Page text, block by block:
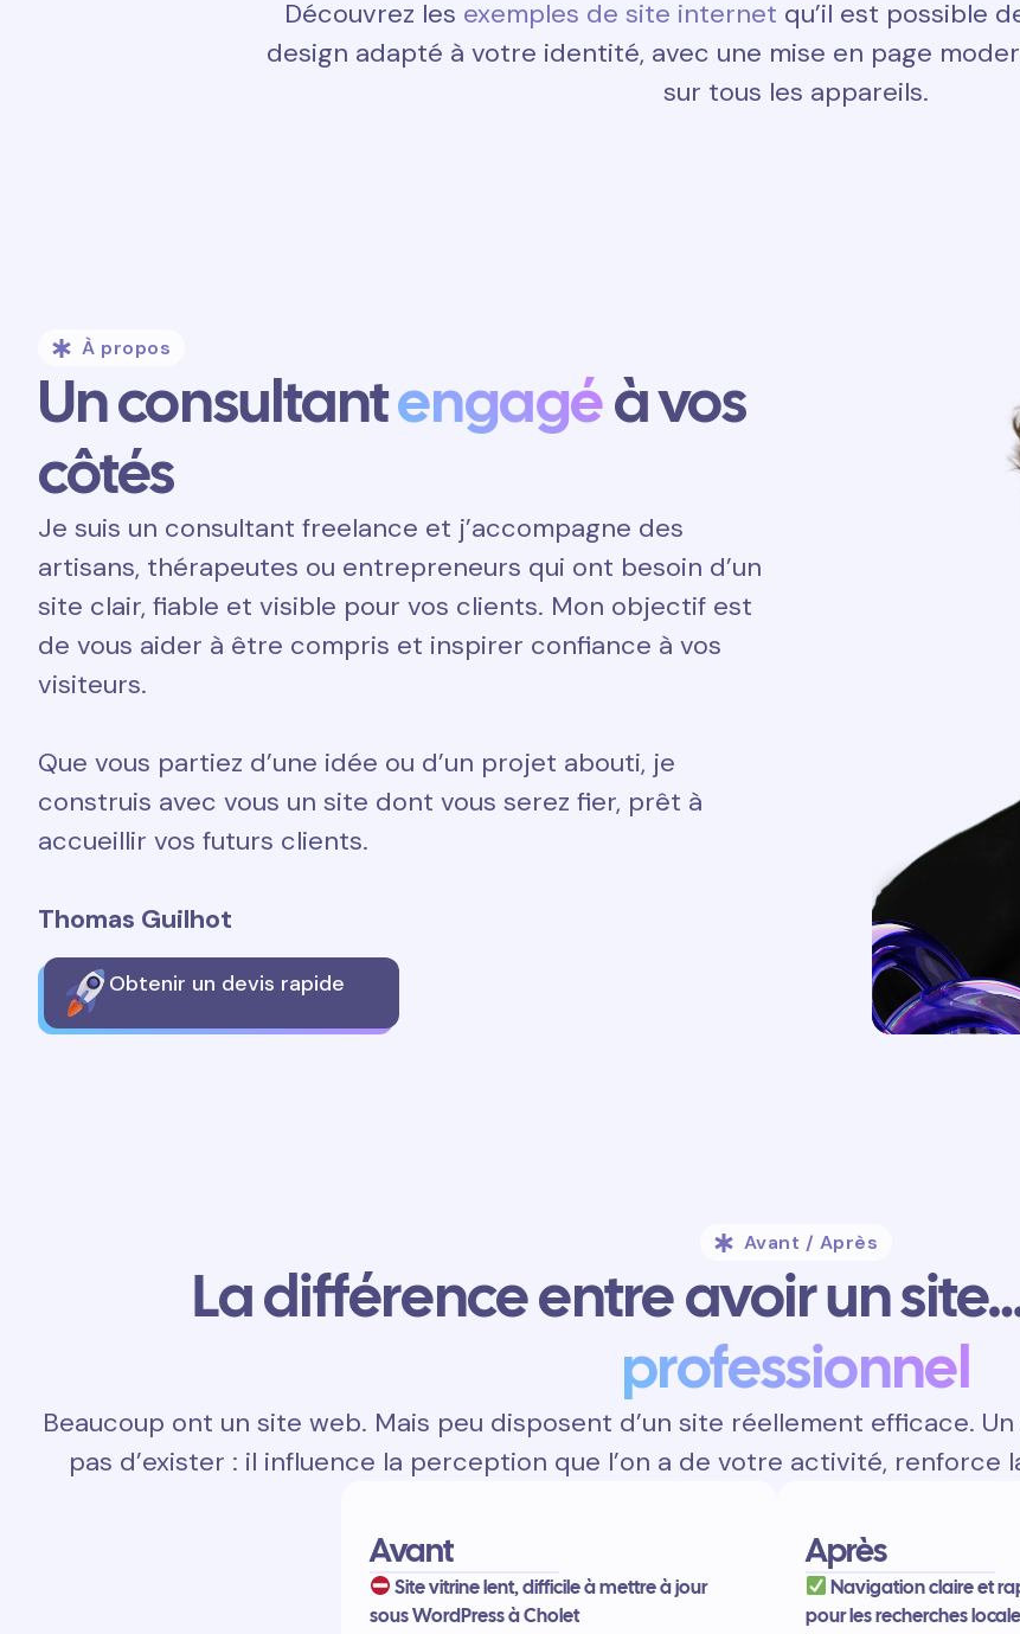
Découvrez les exemples de site internet qu’il est possible
design adapté à votre identité, avec une mise en page
sur tous les appareils.
À propos
Un consultantengagéà vos
côtés
Je suis un consultant freelance et j’accompagne des
artisans, thérapeutes ou entrepreneurs qui ont besoin d’un
site clair, fiable et visible pour vos clients. Mon objectif est
de vous aider à être compris et inspirer confiance à vos
visiteurs.
Que vous partiez d’une idée ou d’un projet abouti, je
construis avec vous un site dont vous serez fier, prêt à
accueillir vos futurs clients.
Thomas Guilhot
Obtenir un devis rapide
Avant / Après
La différence entre avoir un
professionnel
Beaucoup ont un site web. Mais peu disposent d’un site réellement efficace.
pas d’exister : il influence la perception que l’on a de votre activité,
Avant
Site vitrine lent, difficile à mettre à jour
sous WordPress à Cholet
Après
Navigation claire et
pour les recherches